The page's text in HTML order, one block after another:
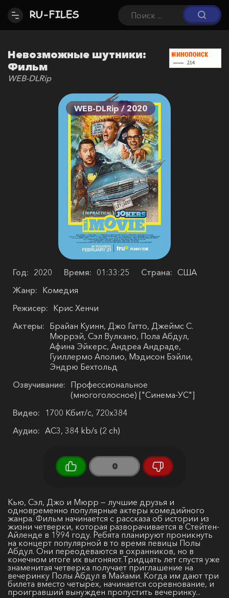
Невозможные шутники:
Фильм
WEB-DLRip
WEB-DLRip / 2020
Год: 2020 Время: 01:33:25 Страна: США
Жанр: Комедия
Режисер: Крис Хенчи
Актеры: Брайан Куинн, Джо Гатто, Джеймс С.
Мюррэй, Сэл Вулкано, Пола Абдул,
Афина Эйкерс, Андреа Андраде,
Гуиллермо Аполио, Мэдисон Бэйли,
Эндрю Бехтольд
Озвучивание: Профессиональное
(многоголосное) ["Синема-УС"]
Видео:
1700 Кбит/с, 720x384
Аудио: AC3, 384 kb/s (2 ch)
0
Кью, Сэл, Джо и Мюрр — лучшие друзья и
одновременно популярные актеры комедийного
жанра. Фильм начинается с рассказа об истории из
жизни четверки, которая разворачивается в Стейтен-
Айленде в 1994 году. Ребята планируют проникнуть
на концерт популярной в то время певицы Полы
Абдул. Они переодеваются в охранников, но в
конечном итоге их выгоняют.Тридцать лет спустя уже
знаменитая четверка получает приглашение на
вечеринку Полы Абдул в Майами. Когда им дают три
билета вместо четырех, начинается соревнование, и
проигравший вынужден пропустить вечеринку...